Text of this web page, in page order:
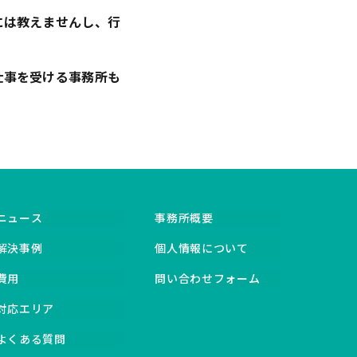
教えませんし、行
を受ける事務所も
ュース
決事例
用
応エリア
くある質問
事務所概要
個人情報について
問い合わせフォーム